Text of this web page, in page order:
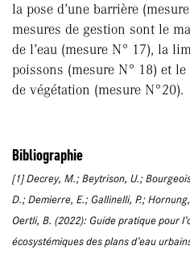
la pose d’une barrière
mesures de gestion sont le
de l’eau (mesure N° 17), la
poissons (mesure N° 18) et le
de végétation (mesure N°20).
Bibliographie
[1] Decrey, M.; Beytrison, U.;
D.; Demierre, E.; Gallinelli, P.;
Oertli, B. (2022): Guide pratique pour
écosystémiques des plans d’eau